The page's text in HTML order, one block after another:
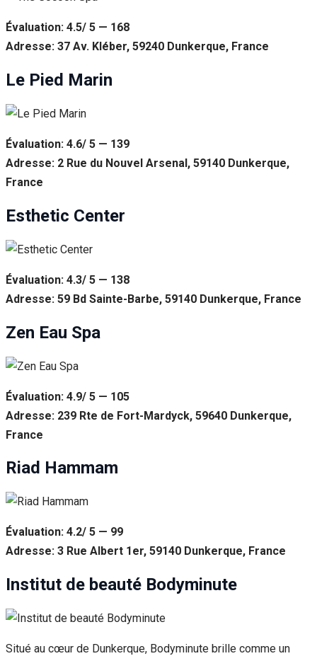
Évaluation: 4.5/ 5 — 168
Adresse: 37 Av. Kléber, 59240 Dunkerque, France
Le Pied Marin
Évaluation: 4.6/ 5 — 139
Adresse: 2 Rue du Nouvel Arsenal, 59140 Dunkerque,
France
Esthetic Center
Évaluation: 4.3/ 5 — 138
Adresse: 59 Bd Sainte-Barbe, 59140 Dunkerque, France
Zen Eau Spa
Évaluation: 4.9/ 5 — 105
Adresse: 239 Rte de Fort-Mardyck, 59640 Dunkerque,
France
Riad Hammam
Évaluation: 4.2/ 5 — 99
Adresse: 3 Rue Albert 1er, 59140 Dunkerque, France
Institut de beauté Bodyminute
Situé au cœur de Dunkerque, Bodyminute brille comme un